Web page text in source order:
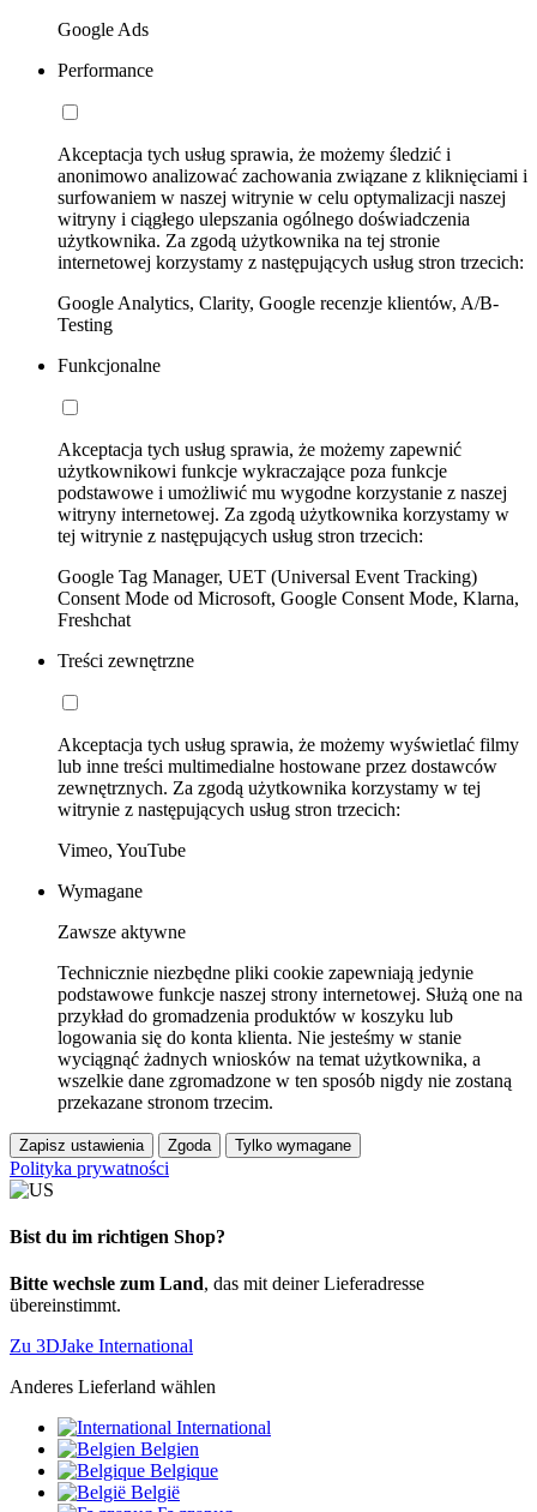
Google Ads
Performance
Akceptacja tych usług sprawia, że możemy śledzić i
anonimowo analizować zachowania związane z kliknięciami i
surfowaniem w naszej witrynie w celu optymalizacji naszej
witryny i ciągłego ulepszania ogólnego doświadczenia
użytkownika. Za zgodą użytkownika na tej stronie
internetowej korzystamy z następujących usług stron trzecich:
Google Analytics, Clarity, Google recenzje klientów, A/B-
Testing
Funkcjonalne
Akceptacja tych usług sprawia, że możemy zapewnić
użytkownikowi funkcje wykraczające poza funkcje
podstawowe i umożliwić mu wygodne korzystanie z naszej
witryny internetowej. Za zgodą użytkownika korzystamy w
tej witrynie z następujących usług stron trzecich:
Google Tag Manager, UET (Universal Event Tracking)
Consent Mode od Microsoft, Google Consent Mode, Klarna,
Freshchat
Treści zewnętrzne
Akceptacja tych usług sprawia, że możemy wyświetlać filmy
lub inne treści multimedialne hostowane przez dostawców
zewnętrznych. Za zgodą użytkownika korzystamy w tej
witrynie z następujących usług stron trzecich:
Vimeo, YouTube
Wymagane
Zawsze aktywne
Technicznie niezbędne pliki cookie zapewniają jedynie
podstawowe funkcje naszej strony internetowej. Służą one na
przykład do gromadzenia produktów w koszyku lub
logowania się do konta klienta. Nie jesteśmy w stanie
wyciągnąć żadnych wniosków na temat użytkownika, a
wszelkie dane zgromadzone w ten sposób nigdy nie zostaną
przekazane stronom trzecim.
Zapisz ustawienia Zgoda Tylko wymagane
Polityka prywatności
Bist du im richtigen Shop?
Bitte wechsle zum Land, das mit deiner Lieferadresse
übereinstimmt.
Zu 3DJake International
Anderes Lieferland wählen
International
Belgien
Belgique
België